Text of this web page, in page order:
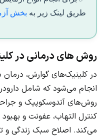
طریق لینک زیر به بخش
روش های درمانی در
در کلینیک‌های گوارش، درمان
انجام می‌شود که شامل
روش‌های آندوسکوپیک و
کنترل التهاب، عفونت و
می‌کند. اصلاح سبک زندگی و